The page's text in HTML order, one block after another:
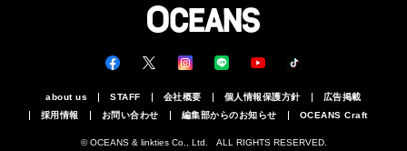
about us STAFF 会社概要 個人情報保護方針
広告掲載
採用情報
お問い合わせ 編集部からのお知らせ OCEANS Craft
© OCEANS & linkties Co., Ltd. ALL RIGHTS RESERVED.